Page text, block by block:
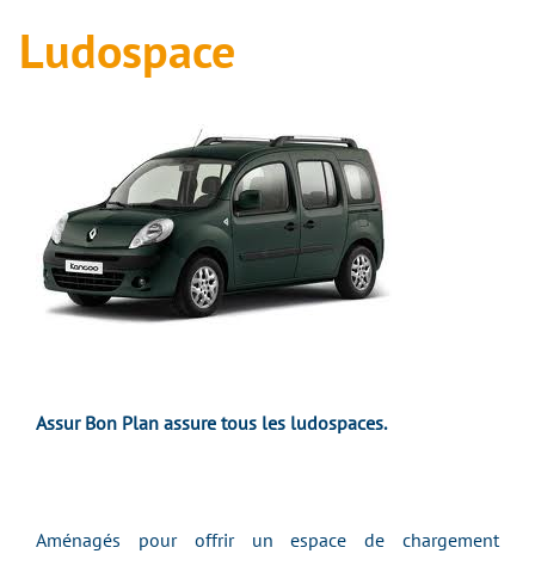
Ludospace
Assur Bon Plan assure tous les ludospaces.
Aménagés pour offrir un espace de chargement